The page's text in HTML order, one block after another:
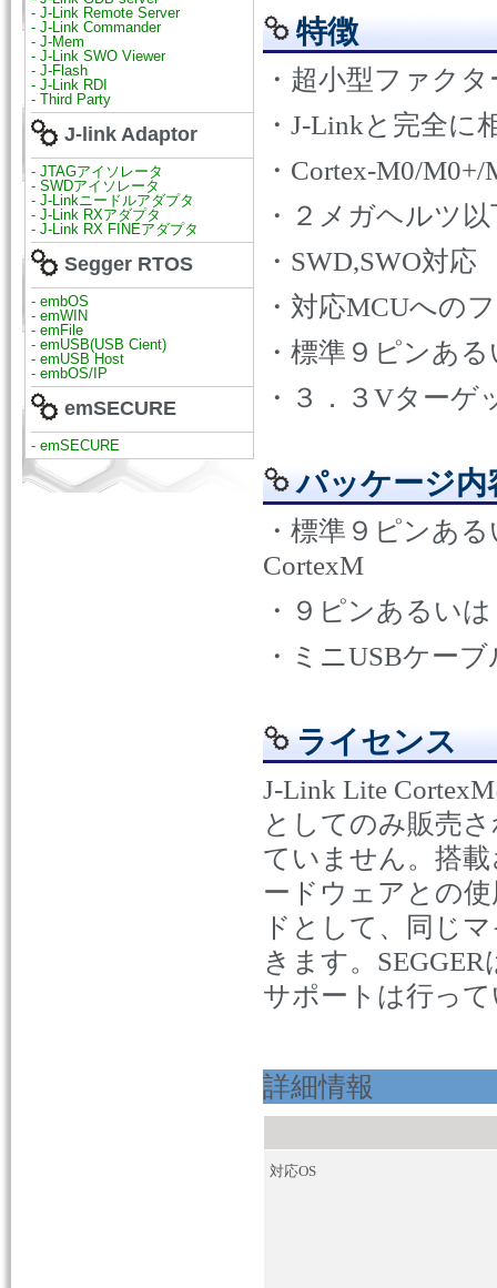
- J-Link Remote Server
- J-Link Commander
- J-Mem
- J-Link SWO Viewer
- J-Flash
- J-Link RDI
- Third Party
J-link Adaptor
- JTAGアイソレータ
- SWDアイソレータ
- J-Linkニードルアダプタ
- J-Link RXアダプタ
- J-Link RX FINEアダプタ
Segger RTOS
- embOS
- emWIN
- emFile
- emUSB(USB Cient)
- emUSB Host
- embOS/IP
emSECURE
- emSECURE
特徴
・超小型ファクタ
・ J-Linkと完全に
・ Cortex-M0/M0+/
・２メガヘルツ
・ SWD,SWO対応
・対応MCUへの
・標準９ピンあ
・３．３ Vターゲ
パッケージ内
・標準９ピンあ
CortexM
・９ピンあるい
・ミニUSBケーブ
ライセンス
J-Link Lite CortexM
としてのみ販売
ていません。搭
ードウェアとの
ドとして、同じ
きます。 SEGGER
サポートは行っ
詳細情報
対応OS